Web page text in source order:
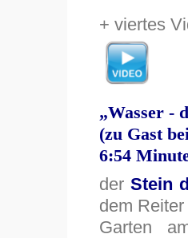
+ viertes
„Wasser -
(zu Gast
6:54
derStein
dem Reiter
Garten